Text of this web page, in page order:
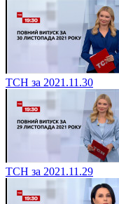
ТСН за 2021.11.30
ТСН за 2021.11.29